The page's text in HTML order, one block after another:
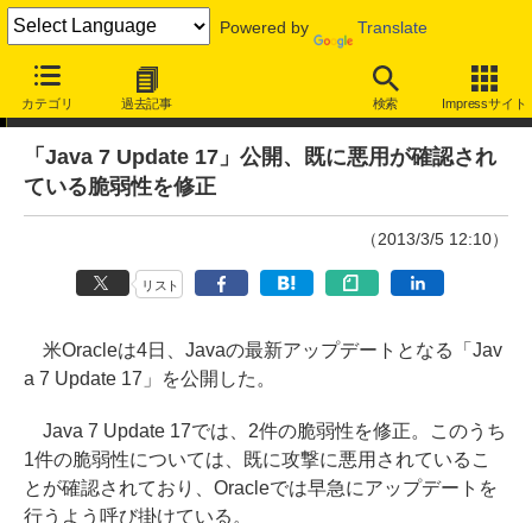
Powered by Translate
カテゴリ 過去記事 検索 Impressサイト
ニュース
「Java 7 Update 17」公開、既に悪用が確認され
ている脆弱性を修正
（2013/3/5 12:10）
リスト
米Oracleは4日、Javaの最新アップデートとなる「Jav
a 7 Update 17」を公開した。
Java 7 Update 17では、2件の脆弱性を修正。このうち
1件の脆弱性については、既に攻撃に悪用されているこ
とが確認されており、Oracleでは早急にアップデートを
行うよう呼び掛けている。